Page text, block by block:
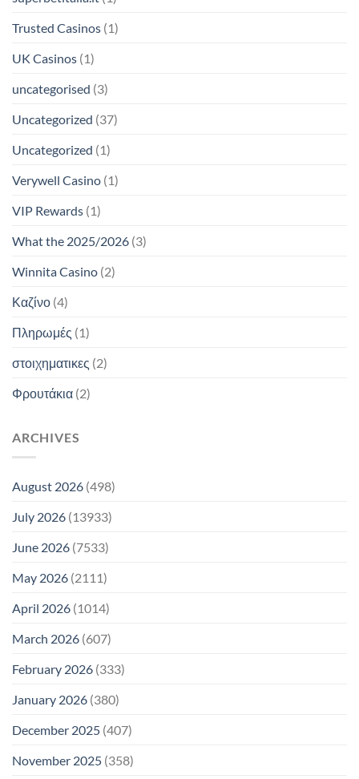
Trusted Casinos (1)
UK Casinos (1)
uncategorised (3)
Uncategorized (37)
Uncategorized (1)
Verywell Casino (1)
VIP Rewards (1)
What the 2025/2026 (3)
Winnita Casino (2)
Καζίνο (4)
Πληρωμές (1)
στοιχηματικες (2)
Φρουτάκια (2)
ARCHIVES
August 2026 (498)
July 2026 (13933)
June 2026 (7533)
May 2026 (2111)
April 2026 (1014)
March 2026 (607)
February 2026 (333)
January 2026 (380)
December 2025 (407)
November 2025 (358)